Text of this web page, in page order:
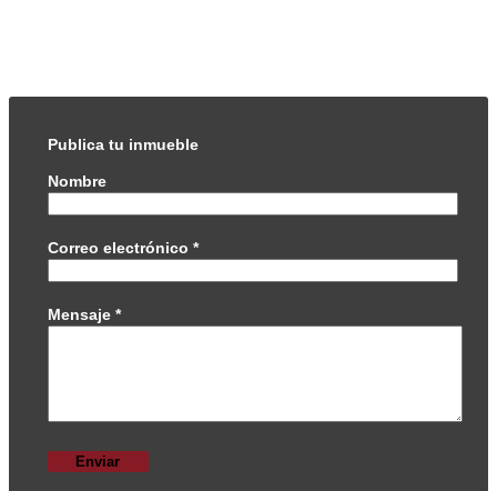
Publica tu inmueble
Nombre
Correo electrónico *
Mensaje *